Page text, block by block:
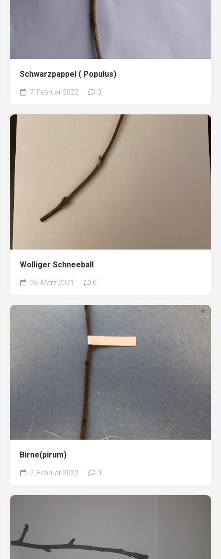
Schwarzpappel ( Populus)
7. Februar 2022 0
Wolliger Schneeball
26. März 2021 0
Birne(pirum)
7. Februar 2022 0